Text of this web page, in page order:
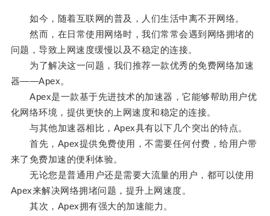
如今，随着互联网的普及，人们生活中离不开网络。
然而，在日常使用网络时，我们常常会遇到网络拥堵的
问题，导致上网速度缓慢以及不稳定的连接。
为了解决这一问题，我们推荐一款优秀的免费网络加速
器——Apex。
Apex是一款基于先进技术的加速器，它能够帮助用户优
化网络环境，提供更快的上网速度和稳定的连接。
与其他加速器相比，Apex具有以下几个突出的特点。
首先，Apex提供免费使用，不需要任何付费，给用户带
来了免费加速的便利体验。
无论您是普通用户还是需要大流量的用户，都可以使用
Apex来解决网络拥堵问题，提升上网速度。
其次，Apex拥有强大的加速能力。